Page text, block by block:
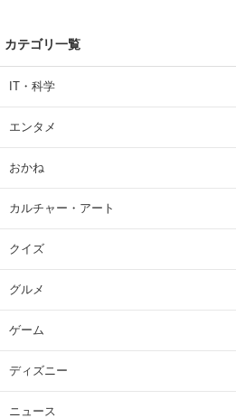
カテゴリ一覧
IT・科学
エンタメ
おかね
カルチャー・アート
クイズ
グルメ
ゲーム
ディズニー
ニュース